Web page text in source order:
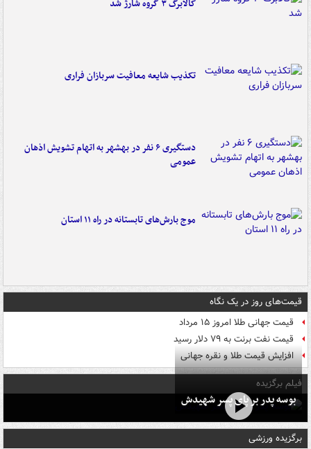
کالابرگ ۳ گروه شارژ شد
تکذیب شایعه معافیت سربازان فراری
دستگیری ۶ نفر در بهشهر به اتهام تشویش اذهان
عمومی
موج بارش‌های تابستانه در راه ۱۱ استان
قیمت‌های روز در یک نگاه
قیمت جهانی طلا امروز ۱۵ مرداد
قیمت نفت برنت به ۷۹ دلار رسید
افزایش قیمت طلا و نقره جهانی
فیلم برگزیده
بوسه‌ پدر بر پای پسر شهیدش
برگزیده ورزشی